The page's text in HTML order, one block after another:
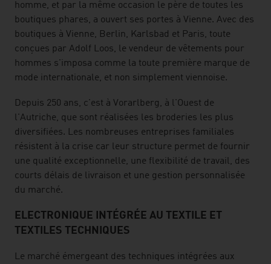
homme, et par la même occasion le père de toutes les
boutiques phares, a ouvert ses portes à Vienne. Avec des
boutiques à Vienne, Berlin, Karlsbad et Paris, toute
conçues par Adolf Loos, le vendeur de vêtements pour
hommes s'imposa comme la toute première marque de
mode internationale, et non simplement viennoise.
Depuis 250 ans, c'est à Vorarlberg, à l'Ouest de
l'Autriche, que sont réalisées les broderies les plus
diversifiées. Les nombreuses entreprises familiales
résistent à la crise car leur structure permet de fournir
une qualité exceptionnelle, une flexibilité de travail, des
courts délais de livraison et une gestion personnalisée
du marché.
ELECTRONIQUE INTÉGRÉE AU TEXTILE ET
TEXTILES TECHNIQUES
Le marché émergeant des techniques intégrées aux